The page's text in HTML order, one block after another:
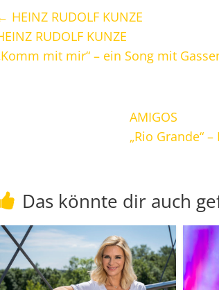
HEINZ RUDOLF KUNZE
RUDOLF KUNZE
mit mir“ – ein Song mit
AMIGOS
„Rio Grande“
Das könnte dir auch